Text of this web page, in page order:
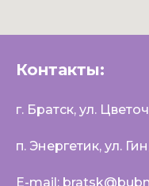
Контакты:
г. Братск, ул.
п. Энергетик, ул.
E-mail: